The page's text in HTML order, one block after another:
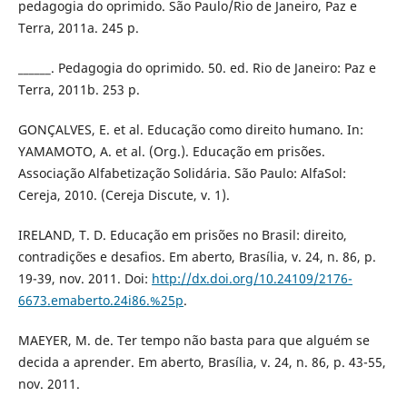
pedagogia do oprimido. São Paulo/Rio de Janeiro, Paz e
Terra, 2011a. 245 p.
______. Pedagogia do oprimido. 50. ed. Rio de Janeiro: Paz e
Terra, 2011b. 253 p.
GONÇALVES, E. et al. Educação como direito humano. In:
YAMAMOTO, A. et al. (Org.). Educação em prisões.
Associação Alfabetização Solidária. São Paulo: AlfaSol:
Cereja, 2010. (Cereja Discute, v. 1).
IRELAND, T. D. Educação em prisões no Brasil: direito,
contradições e desafios. Em aberto, Brasília, v. 24, n. 86, p.
19-39, nov. 2011. Doi: http://dx.doi.org/10.24109/2176-
6673.emaberto.24i86.%25p.
MAEYER, M. de. Ter tempo não basta para que alguém se
decida a aprender. Em aberto, Brasília, v. 24, n. 86, p. 43-55,
nov. 2011.